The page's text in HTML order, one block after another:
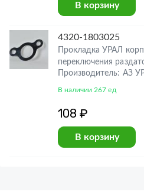
В корзину
4320-1803025
Прокладка УРАЛ
переключения
Производитель: АЗ
В наличии 267 ед
108 ₽
В корзину